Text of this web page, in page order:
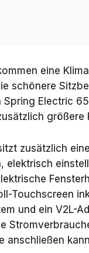
eine
schönere
Spring Electric
größere
zusätzlich eine
elektrisch
Touchscreen
und ein V2L-
anschließen